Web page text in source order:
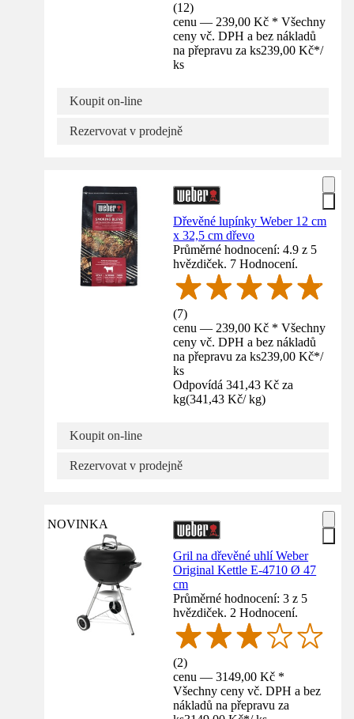
(12)
cenu — 239,00 Kč * Všechny
ceny vč. DPH a bez nákladů
na přepravu za ks239,00 Kč*/
ks
Koupit on-line
Rezervovat v prodejně
Dřevěné lupínky Weber 12 cm
x 32,5 cm dřevo
Průměrné hodnocení: 4.9 z 5
hvězdiček. 7 Hodnocení.
(7)
cenu — 239,00 Kč * Všechny
ceny vč. DPH a bez nákladů
na přepravu za ks239,00 Kč*/
ks
Odpovídá 341,43 Kč za
kg(341,43 Kč/ kg)
Koupit on-line
Rezervovat v prodejně
NOVINKA
Gril na dřevěné uhlí Weber
Original Kettle E-4710 Ø 47
cm
Průměrné hodnocení: 3 z 5
hvězdiček. 2 Hodnocení.
(2)
cenu — 3149,00 Kč *
Všechny ceny vč. DPH a bez
nákladů na přepravu za